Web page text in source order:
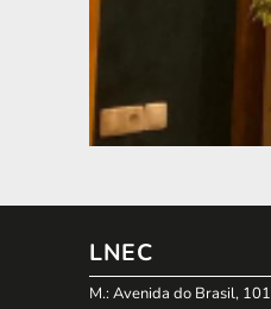
LNEC
M.: Avenida do Brasil, 101